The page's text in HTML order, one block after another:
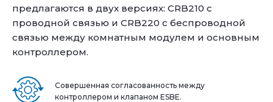
предлагаются в двух версиях: CRB210 с
проводной связью и CRB220 с беспроводной
связью между комнатным модулем и основным
контроллером.
Совершенная согласованность между
контроллером и клапаном ESBE.